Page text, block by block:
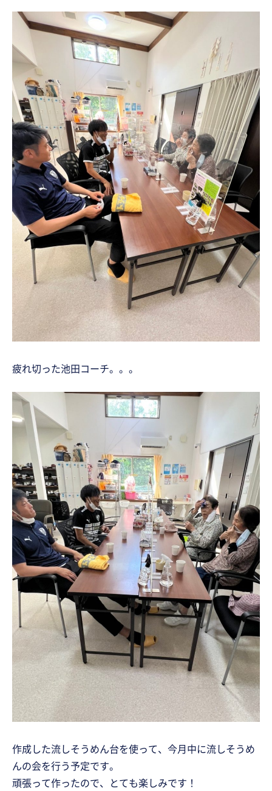
疲れ切った池田コーチ。。。
作成した流しそうめん台を使って、今月中に流しそうめ
んの会を行う予定です。
頑張って作ったので、とても楽しみです！